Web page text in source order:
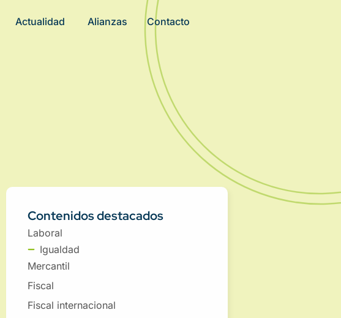
Actualidad Alianzas Contacto
Contenidos destacados
Laboral
Igualdad
Mercantil
Fiscal
Fiscal internacional